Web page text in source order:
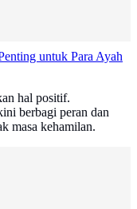
untuk Para Ayah
hal positif.
berbagi peran dan
masa kehamilan.